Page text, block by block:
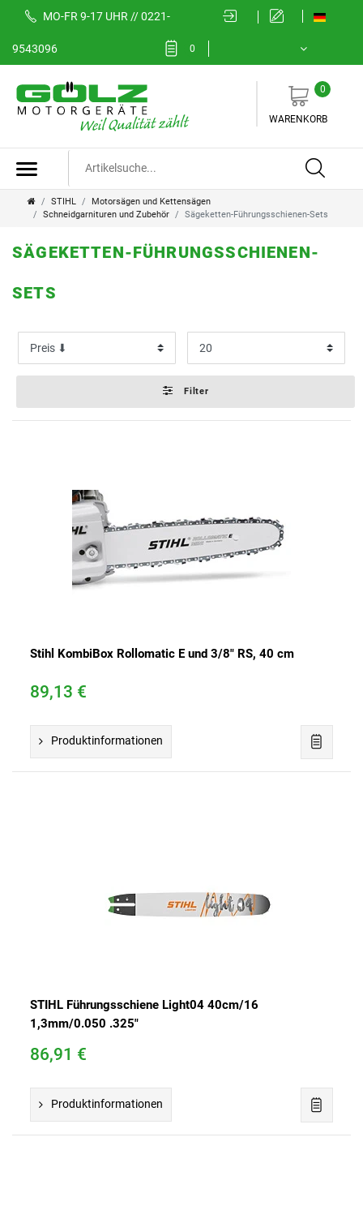
MO-FR 9-17 UHR // 0221-
9543096 0
0
WARENKORB
STIHL
Motorsägen und Kettensägen
Schneidgarnituren und Zubehör
Sägeketten-Führungsschienen-Sets
SÄGEKETTEN-FÜHRUNGSSCHIENEN-
SETS
Filter
Stihl KombiBox Rollomatic E und 3/8" RS, 40 cm
89,13 €
Produktinformationen
STIHL Führungsschiene Light04 40cm/16
1,3mm/0.050 .325"
86,91 €
Produktinformationen
FILTER
K
e
o
r
P
r